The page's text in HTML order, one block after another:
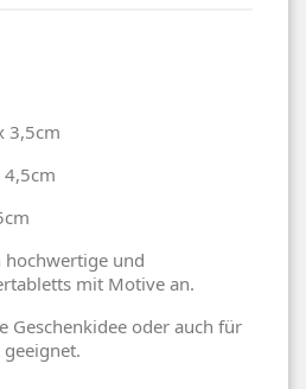
3,5cm
und
mit Motive an.
Geschenkidee oder auch für